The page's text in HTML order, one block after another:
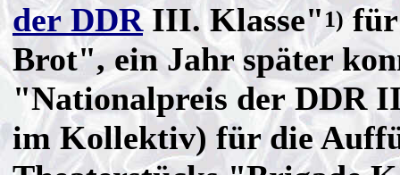
der DDRIII. Klasse" 1)für
Brot", ein Jahr später
"Nationalpreis der DDR
im Kollektiv) für die